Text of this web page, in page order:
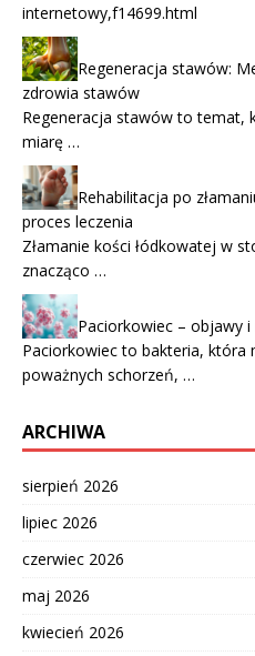
internetowy,f14699.html
Regeneracja stawów:
zdrowia stawów
Regeneracja stawów to temat,
miarę …
Rehabilitacja po
proces leczenia
Złamanie kości łódkowatej w
znacząco …
Paciorkowiec – objawy
Paciorkowiec to bakteria, która
poważnych schorzeń, …
ARCHIWA
sierpień 2026
lipiec 2026
czerwiec 2026
maj 2026
kwiecień 2026